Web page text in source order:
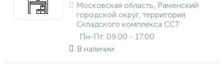
Московская область, Раменский
городской округ, территория
Складского комплекса ССТ
Пн-Пт: 09:00 - 17:00
В наличии